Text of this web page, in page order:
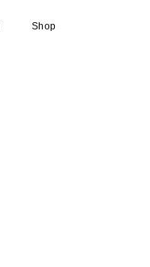
Shop